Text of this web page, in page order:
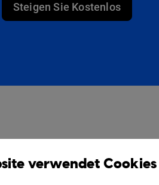
Steigen Sie Kostenlos
verwendet Cookies